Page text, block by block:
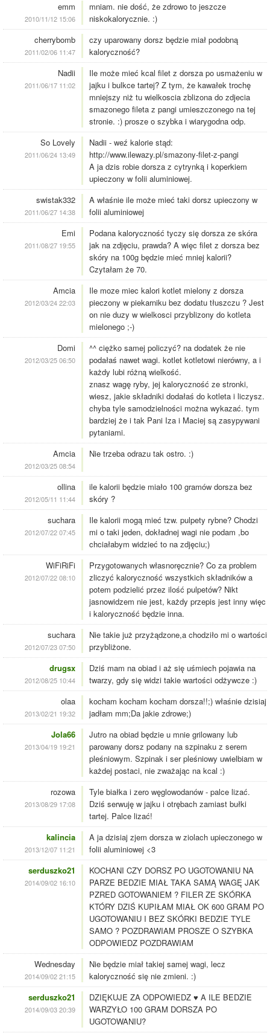
emm
2010/11/12 15:06
mniam. nie dość, że zdrowo to jeszcze
niskokalorycznie. :)
cherrybomb
2011/02/06 11:47
czy uparowany dorsz będzie miał podobną
kaloryczność?
Nadii
2011/06/17 11:02
Ile może mieć kcal filet z dorsza po usmażeniu w
jajku i bulkce tartej? Z tym, że kawałek trochę
mniejszy niż tu wielkoscia zblizona do zdjecia
smazonego fileta z pangi umieszczonego na tej
stronie. :) prosze o szybka i wiarygodna odp.
So Lovely
2011/06/24 13:49
Nadii - weź kalorie stąd:
http://www.ilewazy.pl/smazony-filet-z-pangi
A ja dzis robie dorsza z cytrynką i koperkiem
upieczony w folii aluminiowej.
swistak332
2011/06/27 14:38
A właśnie ile może mieć taki dorsz upieczony w
folii aluminiowej
Emi
2011/08/27 19:55
Podana kaloryczność tyczy się dorsza ze skóra
jak na zdjęciu, prawda? A więc filet z dorsza bez
skóry na 100g będzie mieć mniej kalorii?
Czytałam że 70.
Amcia
2012/03/24 22:03
Ile moze miec kalori kotlet mielony z dorsza
pieczony w piekarniku bez dodatu tłuszczu ? Jest
on nie duzy w wielkosci przyblizony do kotleta
mielonego ;-)
Domi
2012/03/25 06:50
^^ ciężko samej policzyć? na dodatek że nie
podałaś nawet wagi. kotlet kotletowi nierówny, a i
każdy lubi różną wielkość.
znasz wagę ryby, jej kaloryczność ze stronki,
wiesz, jakie składniki dodałaś do kotleta i liczysz.
chyba tyle samodzielności można wykazać. tym
bardziej że i tak Pani Iza i Maciej są zasypywani
pytaniami.
Amcia
2012/03/25 08:54
Nie trzeba odrazu tak ostro. :)
ollina
2012/05/11 11:44
ile kalorii będzie miało 100 gramów dorsza bez
skóry ?
suchara
2012/07/22 07:45
Ile kalorii mogą mieć tzw. pulpety rybne? Chodzi
mi o taki jeden, dokładnej wagi nie podam ,bo
chciałabym widzieć to na zdjęciu;)
WiFiRiFi
2012/07/22 08:10
Przygotowanych własnoręcznie? Co za problem
zliczyć kaloryczność wszystkich składników a
potem podzielić przez ilość pulpetów? Nikt
jasnowidzem nie jest, każdy przepis jest inny więc
i kaloryczność będzie inna.
suchara
2012/07/23 07:50
Nie takie już przyżądzone,a chodziło mi o wartości
przybliżone.
drugsx
2012/08/25 10:44
Dziś mam na obiad i aż się uśmiech pojawia na
twarzy, gdy się widzi takie wartości odżywcze :)
olaa
2013/02/21 19:32
kocham kocham kocham dorsza!!;) właśnie dzisiaj
jadłam mm;Da jakie zdrowe;)
Jola66
2013/04/19 19:21
Jutro na obiad będzie u mnie grilowany lub
parowany dorsz podany na szpinaku z serem
pleśniowym. Szpinak i ser pleśniowy uwielbiam w
każdej postaci, nie zważając na kcal :)
rozowa
2013/08/29 17:08
Tyle białka i zero węglowodanów - palce lizać.
Dziś serwuję w jajku i otrębach zamiast bułki
tartej. Palce lizać!
kalincia
2013/12/07 11:21
A ja dzisiaj zjem dorsza w ziolach upieczonego w
folii aluminiowej <3
serduszko21
2014/09/02 16:10
KOCHANI CZY DORSZ PO UGOTOWANIU NA
PARZE BEDZIE MIAŁ TAKA SAMĄ WAGĘ JAK
PZRED GOTOWANIEM ? FILER ZE SKÓRKA
KTÓRY DZIŚ KUPIŁAM MIAŁ OK 600 GRAM PO
UGOTOWANIU I BEZ SKÓRKI BEDZIE TYLE
SAMO ? POZDRAWIAM PROSZE O SZYBKA
ODPOWIEDZ POZDRAWIAM
Wednesday
2014/09/02 21:15
Nie będzie miał takiej samej wagi, lecz
kaloryczność się nie zmieni. :)
serduszko21
2014/09/03 20:39
DZIĘKUJE ZA ODPOWIEDZ ♥ A ILE BEDZIE
WARZYŁO 100 GRAM DORSZA PO
UGOTOWANIU?